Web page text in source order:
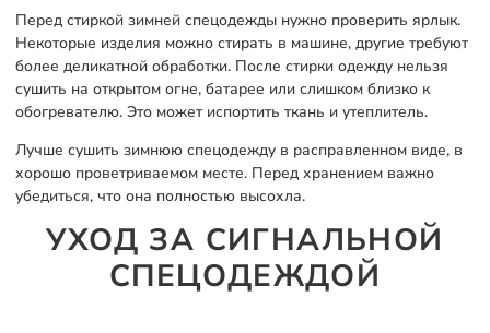
Перед стиркой зимней спецодежды нужно проверить ярлык.
Некоторые изделия можно стирать в машине, другие требуют
более деликатной обработки. После стирки одежду нельзя
сушить на открытом огне, батарее или слишком близко к
обогревателю. Это может испортить ткань и утеплитель.
Лучше сушить зимнюю спецодежду в расправленном виде, в
хорошо проветриваемом месте. Перед хранением важно
убедиться, что она полностью высохла.
УХОД ЗА СИГНАЛЬНОЙ
СПЕЦОДЕЖДОЙ